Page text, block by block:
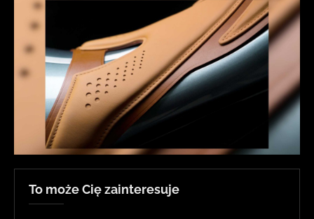
To może Cię zainteresuje